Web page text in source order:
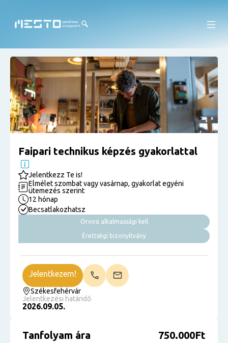
Faipari technikus képzés gyakorlattal
Jelentkezz Te is!
Elmélet szombat vagy vasárnap, gyakorlat egyéni
ütemezés szerint
12 hónap
Becsatlakozhatsz
Orvosi alkalmassági kell
Érettségi bizonyítvány
Székesfehérvár
Jelentkezési határidő
2026.09.05.
Jelentkezem!
Tanfolyam ára 750.000Ft